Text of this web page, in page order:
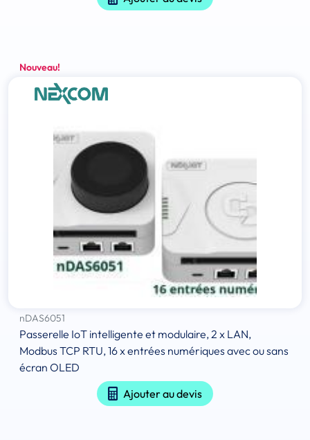
Nouveau!
nDAS6051
Passerelle IoT intelligente et modulaire, 2 x LAN,
Modbus TCP RTU, 16 x entrées numériques avec ou sans
écran OLED
Ajouter au devis